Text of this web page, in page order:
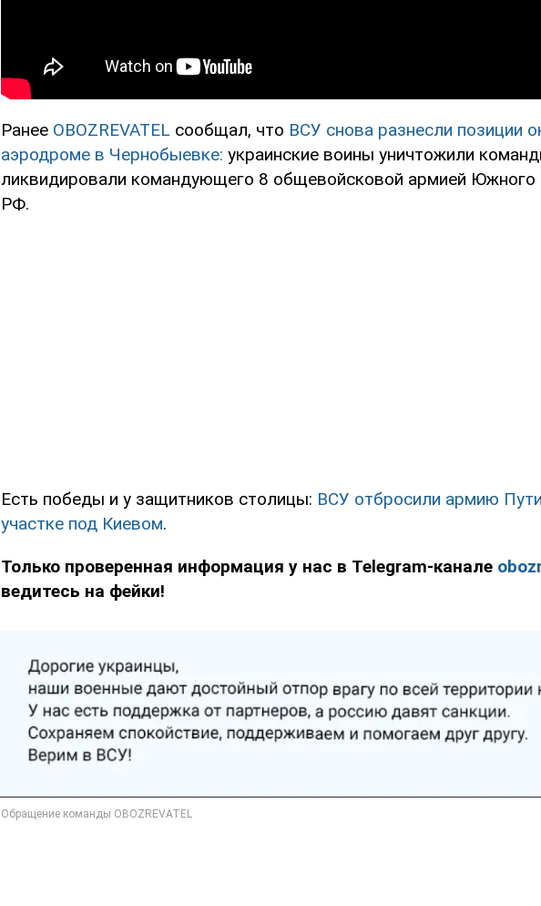
Ранее OBOZREVATEL сообщал, что ВСУ снова разнесли позиции
аэродроме в Чернобыевке: украинские воины уничтожили
ликвидировали командующего 8 общевойсковой армией Южного
РФ.
Есть победы и у защитников столицы: ВСУ отбросили армию
участке под Киевом.
Только проверенная информация у нас в Telegram-канале
ведитесь на фейки!